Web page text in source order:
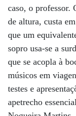
caso, o professor.
de altura, custa
que um
sopro usa-se a
que se acopla à
músicos em
testes e
apetrecho